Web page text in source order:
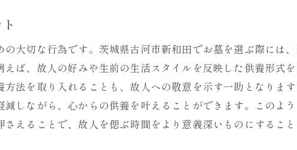
供養を通じて繋がる家族と地域の絆
大切な行為です。茨城県古河市新和田でお墓を選ぶ際には
ば、故人の好みや生前の生活スタイルを反映した供養形式
法を取り入れることも、故人への敬意を示す一助となりま
しながら、心からの供養を叶えることができます。このよ
えることで、故人を偲ぶ時間をより意義深いものにすること